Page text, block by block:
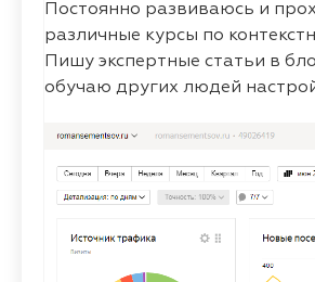
Постоянно развиваюсь и
различные курсы по
Пишу экспертные статьи в
обучаю других людей